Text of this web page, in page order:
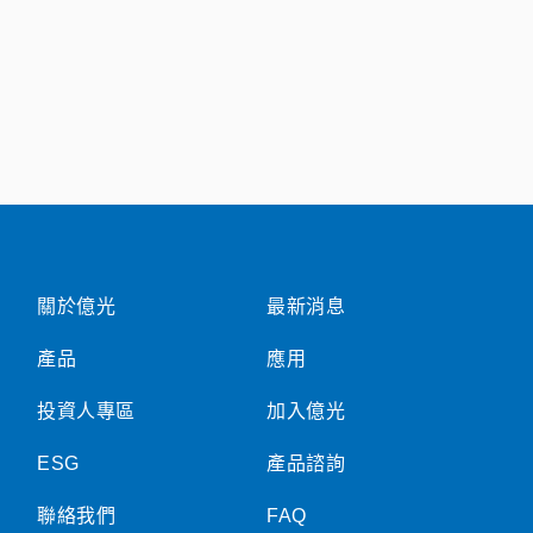
關於億光
產品
投資人專區
ESG
聯絡我們
最新消息
應用
加入億光
產品諮詢
FAQ